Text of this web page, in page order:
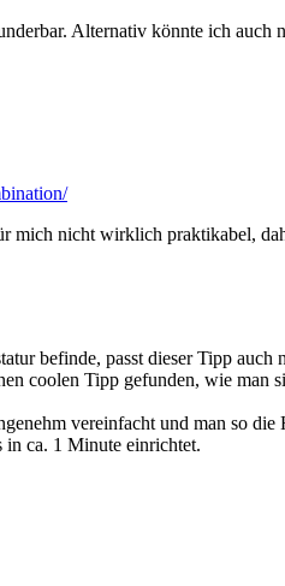
Alternativ könnte ich auch
mich nicht wirklich praktikabel,
befinde, passt dieser Tipp auch
coolen Tipp gefunden, wie man
vereinfacht und man so die
in ca. 1 Minute einrichtet.